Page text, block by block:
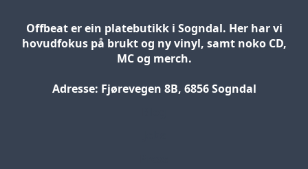
Offbeat er ein platebutikk i Sogndal. Her har vi
hovudfokus på brukt og ny vinyl, samt noko CD,
MC og merch.
Adresse: Fjørevegen 8B, 6856 Sogndal